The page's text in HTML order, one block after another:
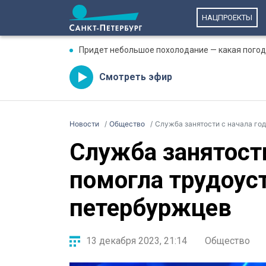
НАЦПРОЕКТЫ
Придет небольшое похолодание — какая
Смотреть эфир
Новости Общество Служба занятости с начала
Служба
помогла
петербуржцев
13 декабря 2023, 21:14 Общество